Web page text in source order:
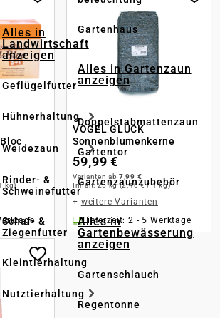
Alles in
Landwirtschaft
anzeigen
Geflügelfutter
Hühnerhaltung
Weidezaun
Rinder- &
Schweinefutter
Schaf- &
Ziegenfutter
Kleintierhaltung
Nutztierhaltung
Gartenhaus
Alles in Gartenzaun
anzeigen
Doppelstabmattenzaun
Gartentor
Gartenzaunzubehör
Alles in
Gartenbewässerung
anzeigen
Gartenschlauch
Regentonne
kg)
VOGEL GLÜCK
Sonnenblumenkerne
59,99 €
Varianten ab 7,99 €
Inhalt:25 kg(2,40 € / 1 kg)
+ weitere Varianten
Lieferzeit: 2 - 5 Werktage